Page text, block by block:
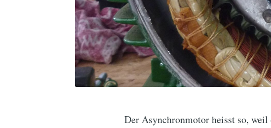
Der Asynchronmotor heisst so,